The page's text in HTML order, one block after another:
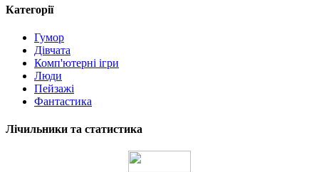
Категорії
Гумор
Дівчата
Комп'ютерні ігри
Люди
Пейзажі
Фантастика
Лічильники та статистика